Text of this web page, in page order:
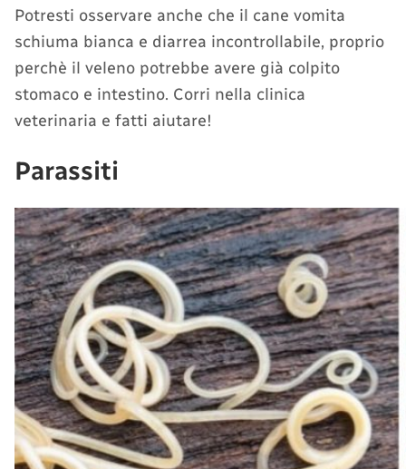
Potresti osservare anche che il cane vomita
schiuma bianca e diarrea incontrollabile, proprio
perchè il veleno potrebbe avere già colpito
stomaco e intestino. Corri nella clinica
veterinaria e fatti aiutare!
Parassiti